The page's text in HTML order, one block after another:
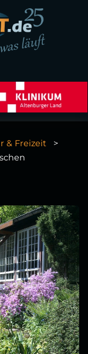
& Freizeit